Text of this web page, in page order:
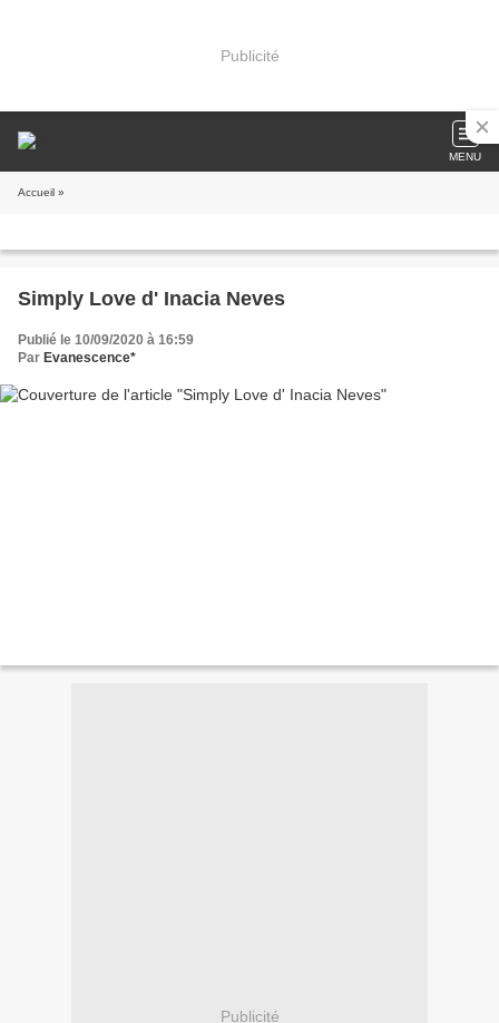
Publicité
MENU
Accueil »
Simply Love d' Inacia Neves
Publié le 10/09/2020 à 16:59
Par Evanescence*
Publicité